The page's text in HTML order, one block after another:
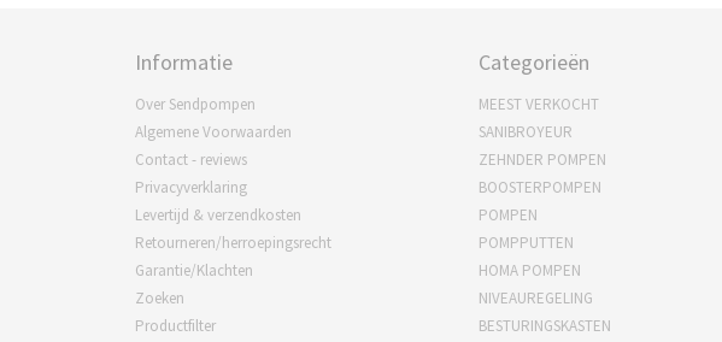
Informatie
Over Sendpompen
Algemene Voorwaarden
Contact - reviews
Privacyverklaring
Levertijd & verzendkosten
Retourneren/herroepingsrecht
Garantie/Klachten
Zoeken
Productfilter
Categorieën
MEEST VERKOCHT
SANIBROYEUR
ZEHNDER POMPEN
BOOSTERPOMPEN
POMPEN
POMPPUTTEN
HOMA POMPEN
NIVEAUREGELING
BESTURINGSKASTEN